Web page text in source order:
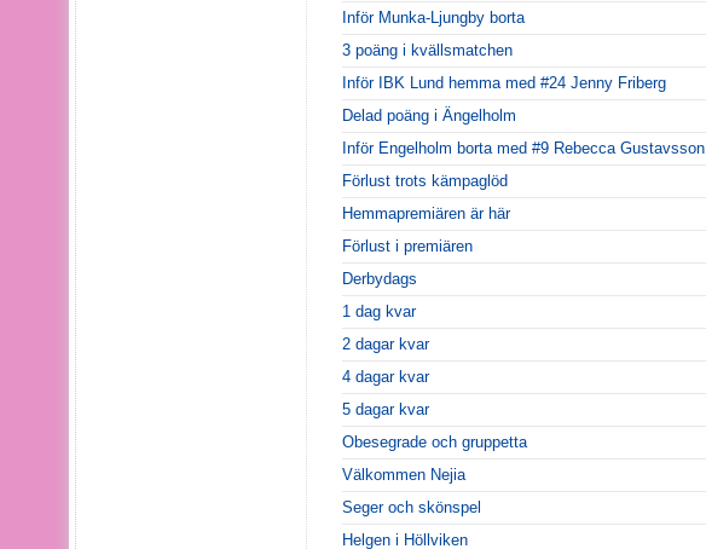
Inför Munka-Ljungby borta
3 poäng i kvällsmatchen
Inför IBK Lund hemma med #24 Jenny Friberg
Delad poäng i Ängelholm
Inför Engelholm borta med #9 Rebecca Gustavsson
Förlust trots kämpaglöd
Hemmapremiären är här
Förlust i premiären
Derbydags
1 dag kvar
2 dagar kvar
4 dagar kvar
5 dagar kvar
Obesegrade och gruppetta
Välkommen Nejia
Seger och skönspel
Helgen i Höllviken